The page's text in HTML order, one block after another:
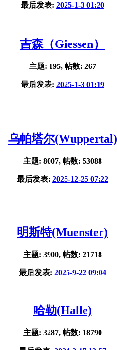
最后发表: 2025-1-3 01:20
吉森（Giessen）
主题: 195, 帖数: 267
最后发表: 2025-1-3 01:19
乌帕塔尔(Wuppertal)
主题: 8007, 帖数: 53088
最后发表: 2025-12-25 07:22
明斯特(Muenster)
主题: 3900, 帖数: 21718
最后发表: 2025-9-22 09:04
哈勒(Halle)
主题: 3287, 帖数: 18790